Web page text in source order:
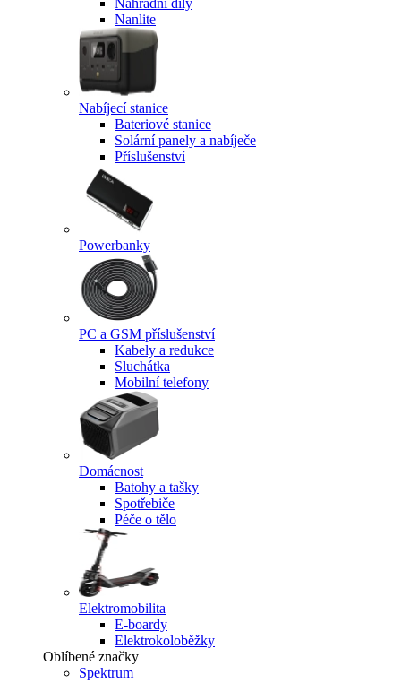
Náhradní díly
Nanlite
Nabíjecí stanice
Bateriové stanice
Solární panely a nabíječe
Příslušenství
Powerbanky
PC a GSM příslušenství
Kabely a redukce
Sluchátka
Mobilní telefony
Domácnost
Batohy a tašky
Spotřebiče
Péče o tělo
Elektromobilita
E-boardy
Elektrokoloběžky
Oblíbené značky
Spektrum